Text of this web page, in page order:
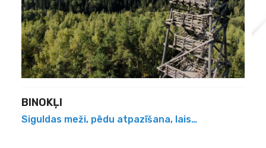
BINOKĻI
Siguldas meži, pēdu atpazīšana, laiskā stirna, četri